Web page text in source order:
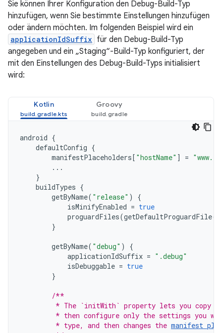
Sie können Ihrer Konfiguration den Debug-Build-Typ
hinzufügen, wenn Sie bestimmte Einstellungen hinzufügen
oder ändern möchten. Im folgenden Beispiel wird ein
applicationIdSuffix für den Debug-Build-Typ
angegeben und ein „Staging“-Build-Typ konfiguriert, der
mit den Einstellungen des Debug-Build-Typs initialisiert
wird:
Kotlin Groovy
android {
defaultConfig {
manifestPlaceholders[ "hostName" ] =
...
}
buildTypes {
getByName( "release" )
{
isMinifyEnabled = true
proguardFiles(getDefaultProguardFile(
}
getByName( "debug" )
{
applicationIdSuffix = ".debug"
isDebuggable = true
}
/**
* The `initWith` property lets you copy
* then configure only the settings you
         * type, and then changes the
manifest